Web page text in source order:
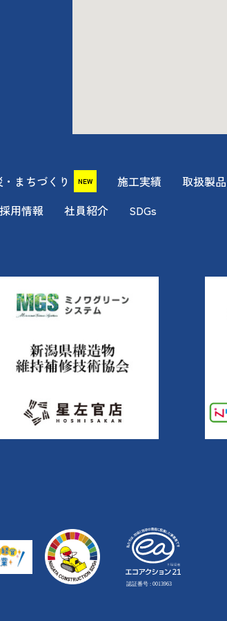
・まちづくり NEW 施工実績
取扱製品
採用情報
社員紹介 SDGs